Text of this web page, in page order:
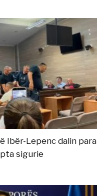
Ibër-Lepenc dalin para
sigurie